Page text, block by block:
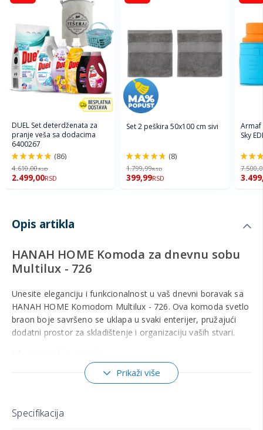
DUEL Set deterdženata za
pranje veša sa dodacima
6400267
98%
(86)
4.610,00RSD
2.499,00RSD
Set 2 peškira 50x100 cm sivi
96%
(8)
1.799,99RSD
399,99RSD
Armaf
Sky
94%
Opis artikla
HANAH HOME Komoda za dnevnu sobu
Multilux - 726
Unesite eleganciju i funkcionalnost u vaš dnevni boravak sa
HANAH HOME Komodom Multilux - 726. Ova komoda svetlo
braon boje savršeno se uklapa u svaki enterijer, pružajući
dodatni prostor za skladištenje i organizaciju vaših stvari.
Komoda je izrađena od visokokvalitetne 100% melaminske
iverice, debljine 18 mm, što garantuje dugotrajnost i
premazom, koji dodatno štiti i osigurava postojanost boje.
Prikaži više
Specifikacija